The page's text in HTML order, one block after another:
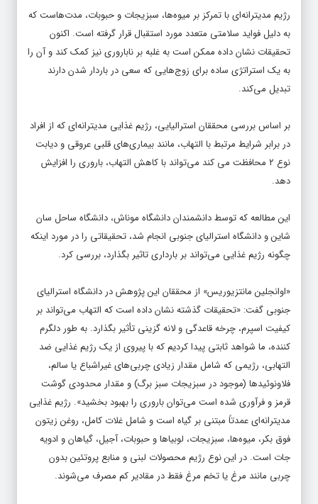
رژیم مدیترانه‌ای با تمرکز بر میوه‌ها، سبزیجات و حبوبات، مدت‌هاست که
به دلیل فواید سلامتی متعدد مورد استقبال قرار گرفته است. اکنون
تحقیقات نشان داده ممکن است به غلبه بر ناباروری نیز کمک کند و آن را
به یک استراتژی ساده برای زوج‌هایی که سعی در باردار شدن دارند
تبدیل می‌کند.
بر اساس بررسی محققان استرالیایی، رژیم غذایی مدیترانه‌ای که از افراد
در برابر شرایط مرتبط با التهاب، مانند بیماری‌های قلبی عروقی و دیابت
نوع ۲ محافظت می کند می‌تواند با کاهش التهاب، باروری را افزایش
دهد.
این مطالعه که توسط دانشمندان دانشگاه موناش، دانشگاه ساحل سان
شاین و دانشگاه استرالیای جنوبی انجام شد، تحقیقاتی را در مورد اینکه
چگونه رژیم غذایی می‌تواند بر بارداری تاثیر بگذارد، بررسی کرد.
«اوانجلین مانتزیوریس» از محققان این پژوهش در دانشگاه استرالیای
جنوبی گفت: «تحقیقات گذشته نشان داده است که التهاب می‌تواند بر
کیفیت اسپرم، چرخه قاعدگی و لانه گزینی تأثیر بگذارد. به طور دلگرم
کننده، ما شواهد ثابتی پیدا کردیم که با پیروی از یک رژیم غذایی ضد
التهابی، رژیمی که شامل مقدار زیادی چربی‌های غیراشباع یا سالم،
فلاونوئیدها (موجود در سبزیجات سبز برگ) و مقدار محدودی گوشت
قرمز و فرآوری شده است می‌توان باروری را بهبود بخشید». رژیم غذایی
مدیترانه‌ای عمدتاً مبتنی بر گیاه است و شامل غلات کامل، روغن زیتون
فوق بکر، میوه‌ها، سبزیجات، لوبیاها و حبوبات، آجیل، گیاهان و ادویه
جات است. در این نوع رژیم محصولات لبنی و منابع پروتئین بدون
چربی مانند مرغ یا تخم مرغ فقط در مقادیر کم مصرف می‌شوند.